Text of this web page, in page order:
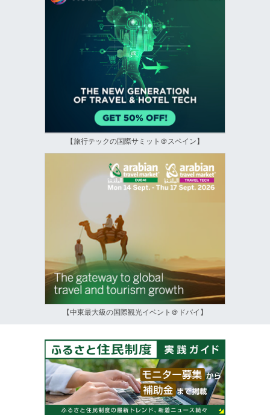
【旅行テックの国際サミット＠スペイン】
【中東最大級の国際観光イベント＠ドバイ】